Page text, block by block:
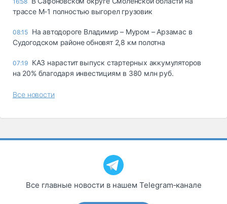
трассе М-1 полностью выгорел грузовик
08:15 На автодороге Владимир – Муром – Арзамас в
Судогодском районе обновят 2,8 км полотна
07:19 КАЗ нарастит выпуск стартерных аккумуляторов
на 20% благодаря инвестициям в 380 млн руб.
Все новости
Все главные новости в нашем Telegram‑канале